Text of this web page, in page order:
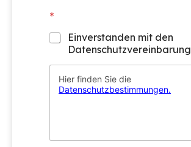
*
Einverstanden mit den
Datenschutzvereinbarung
Hier finden Sie die
Datenschutzbestimmungen.